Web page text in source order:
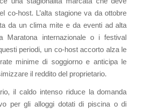
co-host. L’alta stagione va da ottobre
da un clima mite e da eventi ad alta
Maratona internazionale o i festival
periodi, un co-host accorto alza le
minime di soggiorno e anticipa le
il reddito del proprietario.
il caldo intenso riduce la domanda
per gli alloggi dotati di piscina o di